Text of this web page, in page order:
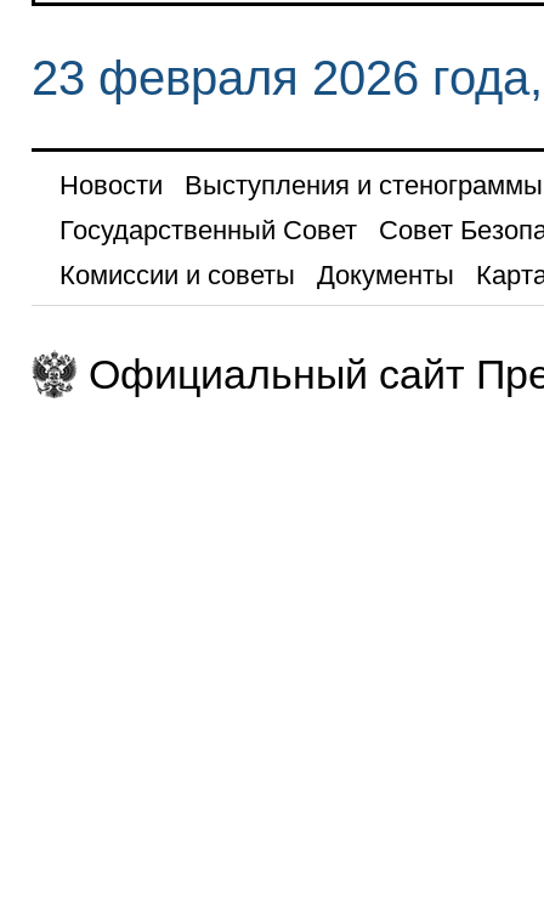
23 февраля 2026
Новости
Выступления и стенограммы
Государственный Совет
Совет
Комиссии и советы
Документы
Официальный сайт